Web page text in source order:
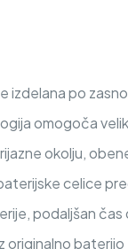
izdelana po
omogoča
okolju,
celice
podaljšan čas
originalno baterijo